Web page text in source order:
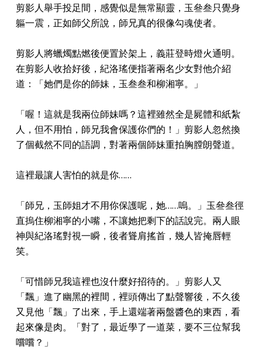
剪影人舉手投足間，感覺似是無常顯靈，玉叄叁只覺身
軀一震，正如師父所說，師兄真的很像勾魂使者。
剪影人將蠟燭點燃後便置於架上，義莊登時燈火通明。
在剪影人收拾好後，紀洛瑤便指著兩名少女對他介紹
道：「她們是你的師妹，玉叁叁和柳湘寧。」
「喔！這就是我兩位師妹嗎？這裡雖然全是屍體和紙紮
人，但不用怕，師兄我會保護你們的！」剪影人忽然換
了個截然不同的語調，對著兩個師妹重拍胸膛朗聲道。
這裡最讓人害怕的就是你……
「師兄，玉師姐才不用你保護呢，她……嗚。」玉叄叁徑
直摀住柳湘寧的小嘴，不讓她把剩下的話說完。兩人眼
神與紀洛瑤對視一瞬，後者聳肩搖首，幾人皆掩唇輕
笑。
「可惜師兄我這裡也沒什麼好招待的。」剪影人又
「飄」進了幽黑的裡間，裡頭傳出了點聲響後，不久後
又見他「飄」了出來，手上還端著兩盤醬色的東西，看
起來像是肉。「對了，最近學了一道菜，要不三位幫我
嚐嚐？」